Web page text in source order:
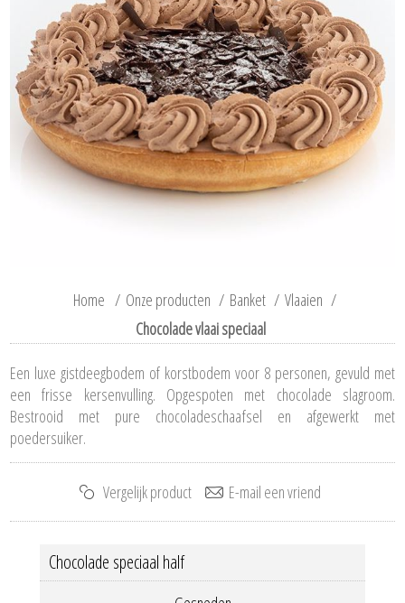
Home / Onze producten / Banket / Vlaaien /
Chocolade vlaai speciaal
Een luxe gistdeegbodem of korstbodem voor 8 personen, gevuld met
een frisse kersenvulling. Opgespoten met chocolade slagroom.
Bestrooid met pure chocoladeschaafsel en afgewerkt met
poedersuiker.
Chocolade speciaal half